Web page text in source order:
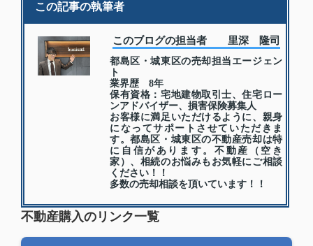
この記事の執筆者
このブログの担当者 里深 隆司
都島区・城東区の売却担当エージェン
ト
業界歴 8年
保有資格：宅地建物取引士、住宅ロー
ンアドバイザー、損害保険募集人
お客様に満足いただけるように、親身
になってサポートさせていただきま
す。都島区・城東区の不動産売却は特
に自信があります。不動産（空き
家）、相続のお悩みもお気軽にご相談
ください！！
多数の売却相談を頂いています！！
不動産購入のリンク一覧